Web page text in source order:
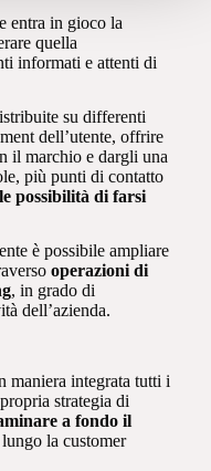
entra in gioco la
quella
informati e attenti di
su differenti
dell’utente, offrire
il marchio e dargli una
più punti di contatto
possibilità di farsi
è possibile ampliare
operazioni di
, in grado di
dell’azienda.
maniera integrata tutti i
strategia di
a fondo il
lungo la customer